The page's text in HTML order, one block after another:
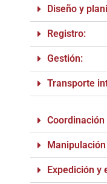
Diseño y
Registro:
Gestión:
Transporte
Expedición y